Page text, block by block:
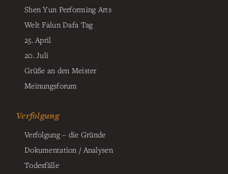
Shen Yun Performing Arts
Welt Falun Dafa Tag
25. April
20. Juli
Grüße an den Meister
Meinungsforum
Verfolgung
Verfolgung – die Gründe
Dokumentation / Analysen
Todesfälle